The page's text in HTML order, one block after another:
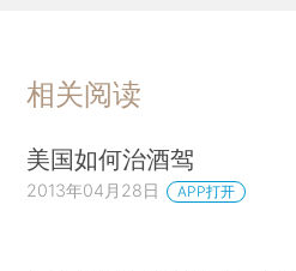
相关阅读
美国如何治酒驾
2013年04月28日 APP打开